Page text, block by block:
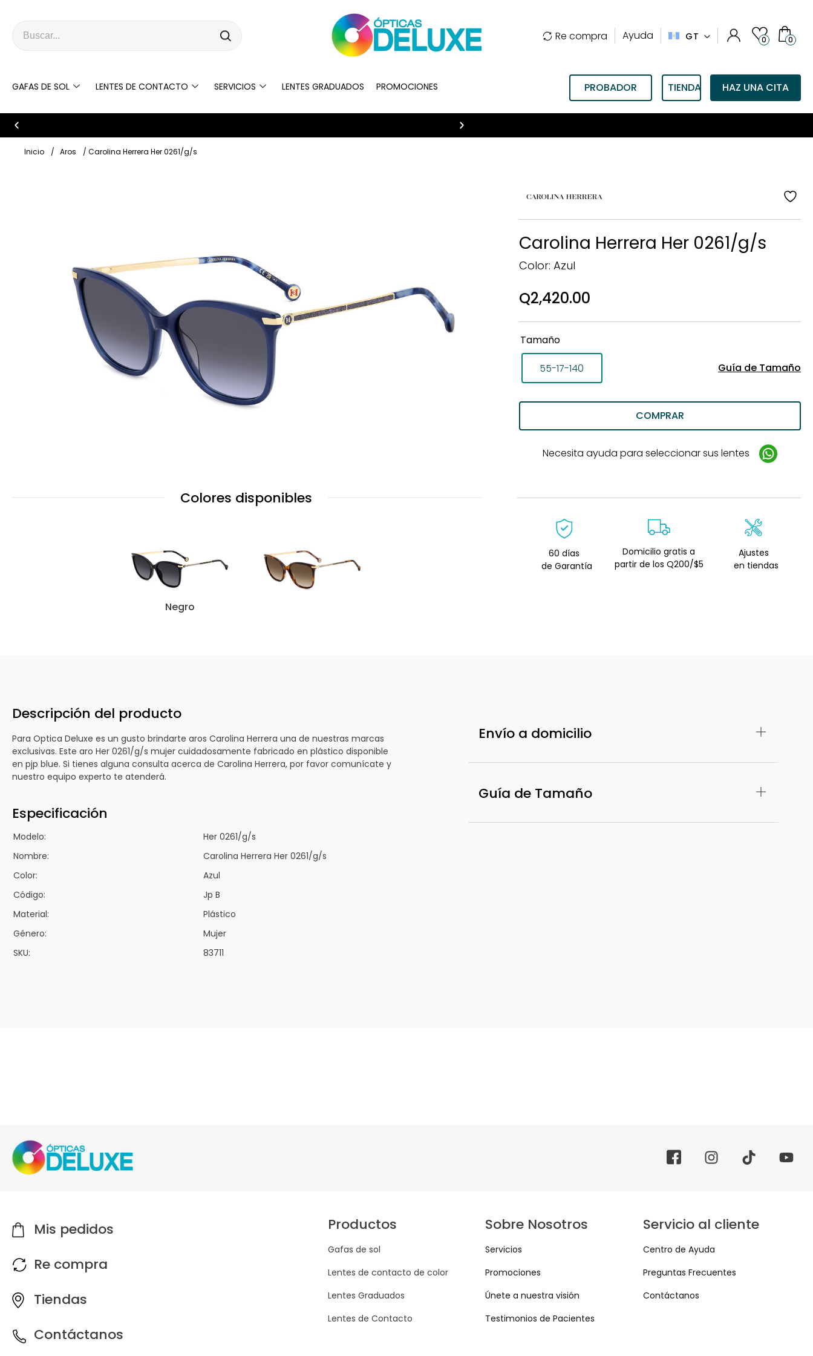
Re compra Ayuda GT 0 0
GAFAS DE SOL LENTES DE CONTACTO SERVICIOS LENTES GRADUADOS PROMOCIONES PROBADOR TIENDAS HAZ UNA CITA
Bienvenido a Ópticas Deluxe 20% de descuento en Lentes de contacto. Código: YoVeoDeluxe20
Inicio / Aros / Carolina Herrera Her 0261/g/s
Carolina Herrera Her 0261/g/s
Color: Azul
Q2,420.00
Guía de Tamaño
Tamaño
55-17-140
COMPRAR
Necesita ayuda para seleccionar sus lentes
Colores disponibles
Carolina
Herrera
0261/g/sNegro
Carolina
Herrera
60 días
de Garantía
Domicilio gratis a
partir de los Q200/$5
Ajustes
en tiendas
Descripción del producto
Para Optica Deluxe es un gusto brindarte aros Carolina Herrera una de nuestras marcas
exclusivas. Este aro Her 0261/g/s mujer cuidadosamente fabricado en plástico disponible
en pjp blue. Si tienes alguna consulta acerca de Carolina Herrera, por favor comunícate y
nuestro equipo experto te atenderá.
Especificación
Modelo:
Her 0261/g/s
Nombre:
Carolina Herrera Her 0261/g/s
Color:
Azul
Código:
Jp B
Material:
Plástico
Género:
Mujer
SKU:
83711
Envío a domicilio
Guía de Tamaño
Mis pedidos
Re compra
Tiendas
Contáctanos
Productos
Gafas de sol
Lentes de contacto de color
Lentes Graduados
Lentes de Contacto
Sobre Nosotros
Servicios
Promociones
Únete a nuestra visión
Testimonios de Pacientes
Servicio al cliente
Centro de Ayuda
Preguntas Frecuentes
Contáctanos